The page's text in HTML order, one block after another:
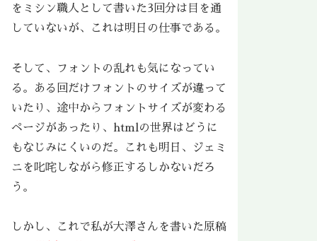
をミシン職人として書いた3回分は目を通
していないが、これは明日の仕事である。
そして、フォントの乱れも気になってい
る。ある回だけフォントのサイズが違って
いたり、途中からフォントサイズが変わる
ページがあったり、htmlの世界はどうに
もなじみにくいのだ。これも明日、ジェミ
ニを叱咤しながら修正するしかないだろ
う。
しかし、これで私が大澤さんを書いた原稿